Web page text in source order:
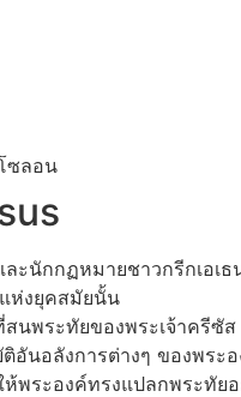
นักกฏหมายชาวกรีกเอเธ
ห่งยุคสมัยนั้น
สนพระทัยของพระเจ้าครี
อันอลังการต่างๆ ของพระอ
พระองค์ทรงแปลกพระทั